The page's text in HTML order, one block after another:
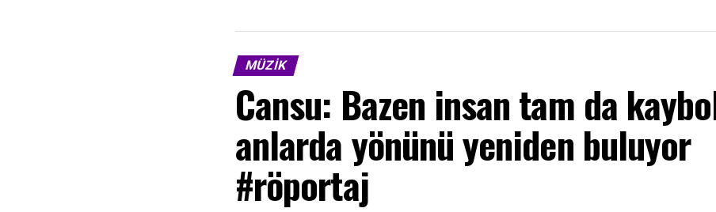
MÜZIK
Cansu: Bazen insan tam da
anlarda yönünü yeniden buluyor
#röportaj